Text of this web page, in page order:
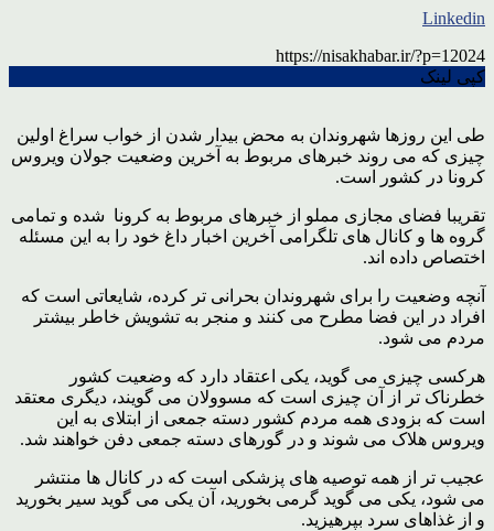
Linkedin
https://nisakhabar.ir/?p=12024
کپی لینک
طی این روزها شهروندان به محض بیدار شدن از خواب سراغ اولین
چیزی که می روند خبرهای مربوط به آخرین وضعیت جولان ویروس
کرونا در کشور است.
تقریبا فضای مجازی مملو از خبرهای مربوط به کرونا شده و تمامی
گروه ها و کانال های تلگرامی آخرین اخبار داغ خود را به این مسئله
اختصاص داده اند.
آنچه وضعیت را برای شهروندان بحرانی تر کرده، شایعاتی است که
افراد در این فضا مطرح می کنند و منجر به تشویش خاطر بیشتر
مردم می شود.
هرکسی چیزی می گوید، یکی اعتقاد دارد که وضعیت کشور
خطرناک تر از آن چیزی است که مسوولان می گویند، دیگری معتقد
است که بزودی همه مردم کشور دسته جمعی از ابتلای به این
ویروس هلاک می شوند و در گورهای دسته جمعی دفن خواهند شد.
عجیب تر از همه توصیه های پزشکی است که در کانال ها منتشر
می شود، یکی می گوید گرمی بخورید، آن یکی می گوید سیر بخورید
و از غذاهای سرد بپرهیزید.